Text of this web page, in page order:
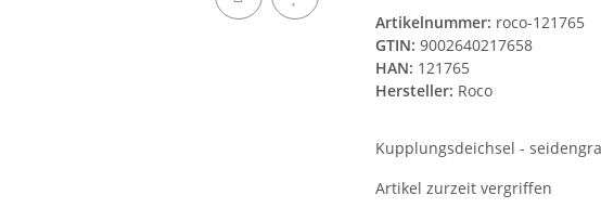
Artikelnummer: roco-121765
GTIN: 9002640217658
HAN: 121765
Hersteller: Roco
Kupplungsdeichsel -
Artikel zurzeit vergriffen